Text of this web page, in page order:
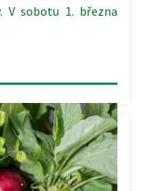
V sobotu 1. března